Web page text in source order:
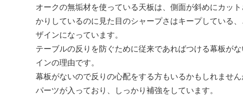
オークの無垢材を使っている天板は、側面が斜めにカッ
かりしているのに見た目のシャープさはキープしている
ザインになっています。
テーブルの反りを防ぐために従来であればつける幕板が
インの理由です。
幕板がないので反りの心配をする方もいるかもしれませ
パーツが入っており、しっかり補強をしています。